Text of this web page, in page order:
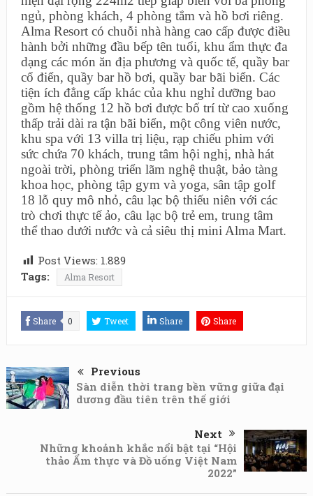
ngủ, phòng khách, 4 phòng tắm và hồ bơi riêng.
Alma Resort có chuỗi nhà hàng cao cấp được điều
hành bởi những đầu bếp tên tuổi, khu ẩm thực đa
dạng các món ăn địa phương và quốc tế, quầy bar
cổ điển, quầy bar hồ bơi, quầy bar bãi biển. Các
tiện ích đẳng cấp khác của khu nghỉ dưỡng bao
gồm hệ thống 12 hồ bơi được bố trí từ cao xuống
thấp trải dài ra tận bãi biển, một công viên nước,
khu spa với 13 villa trị liệu, rạp chiếu phim với
sức chứa 70 khách, trung tâm hội nghị, nhà hát
ngoài trời, phòng triển lãm nghệ thuật, bảo tàng
khoa học, phòng tập gym và yoga, sân tập golf
18 lỗ quy mô nhỏ, câu lạc bộ thiếu niên với các
trò chơi thực tế ảo, câu lạc bộ trẻ em, trung tâm
thể thao dưới nước và cả siêu thị mini Alma Mart.
Post Views: 1.889
Tags:
Alma Resort
Share 0 Tweet Share Share
Previous
Sàn diễn thời trang bền vững giữa đại
dương đầu tiên trên thế giới
Next
Những khoảnh khắc nổi bật tại “Hội
thảo Ẩm thực và Đồ uống Việt Nam
2022”